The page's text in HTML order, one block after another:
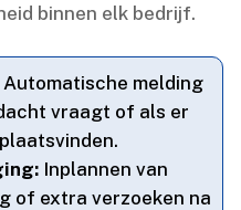
binnen elk bedrijf.​
Automatische melding
vraagt of als er
Inplannen van
of extra verzoeken na